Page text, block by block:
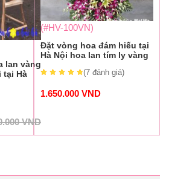
lan vàng
tại Hà
VND
(#HV-100VN)
Đặt vòng hoa đám hiếu tại
Hà Nội hoa lan tím ly vàng
(7 đánh giá)
1.650.000 VND